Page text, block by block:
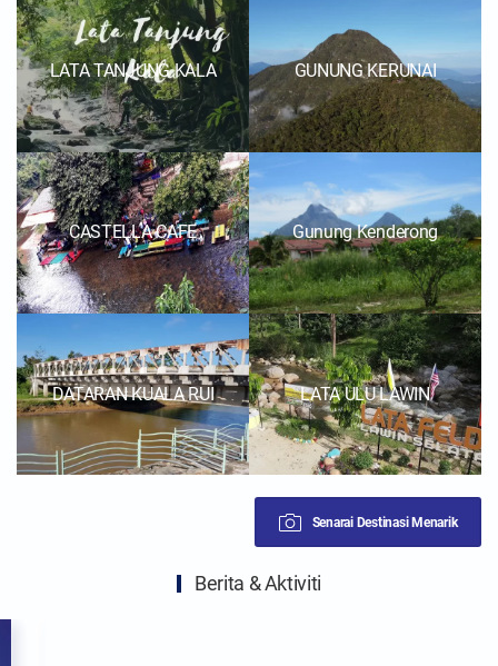
LATA TANJUNG KALA GUNUNG KERUNAI
CASTELLA CAFE Gunung Kenderong
DATARAN KUALA RUI LATA ULU LAWIN
Senarai Destinasi Menarik
Berita & Aktiviti